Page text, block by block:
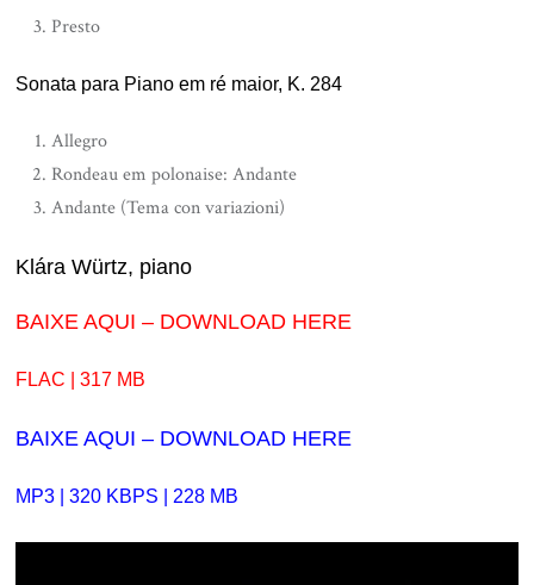
Presto
Sonata para Piano em ré maior, K. 284
Allegro
Rondeau em polonaise: Andante
Andante (Tema con variazioni)
Klára Würtz, piano
BAIXE AQUI – DOWNLOAD HERE
FLAC | 317 MB
BAIXE AQUI – DOWNLOAD HERE
MP3 | 320 KBPS | 228 MB